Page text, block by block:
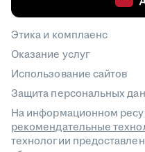
Этика и комплаенс
Оказание услуг
Использование сайтов
Защита персональных
На информационном
рекомендательные
технологии